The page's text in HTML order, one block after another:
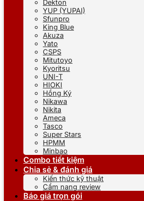
Dekton
YUP (YUPAI)
Sfunpro
King Blue
Akuza
Yato
CSPS
Mitutoyo
Kyoritsu
UNI-T
HIOKI
Hồng Ký
Nikawa
Nikita
Ameca
Tasco
Super Stars
HPMM
Minbao
Combo tiết kiệm
Chia sẻ & đánh giá
Kiến thức kỹ thuật
Cẩm nang review
Báo giá trọn gói